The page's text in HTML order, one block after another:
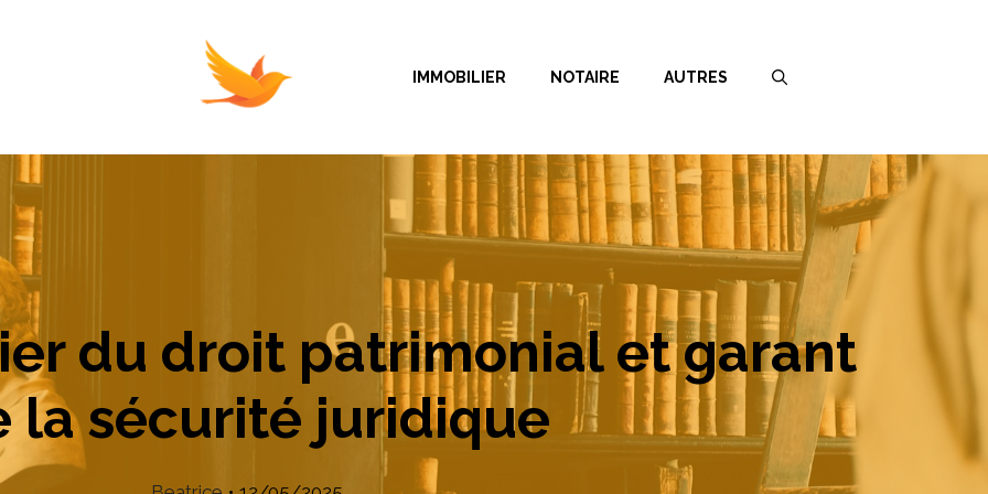
IMMOBILIER NOTAIRE AUTRES
du droit patrimonial et garant
la sécurité juridique